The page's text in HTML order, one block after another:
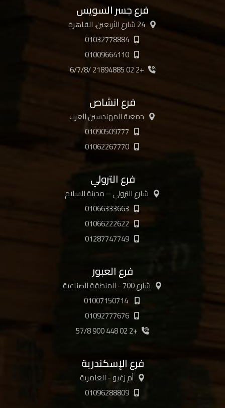
فرع جسر السويس
24 شارع الأربعين، القاهرة
01032778884
01009664110
+2 02 21894885 /6/7/8
فرع انشاص
جمعية المهندسين العرب
01090509777
01062267770
فرع الترولي
شارع الترولي – مدينة السلام
01066333663
01066222622
01287747749
فرع العبور
شارع 700 - المنطقة الصناعية
01092777676
+2 02 448 900 57/8
فرع الإسكندرية
أم زغيو - العامرية
01096288809